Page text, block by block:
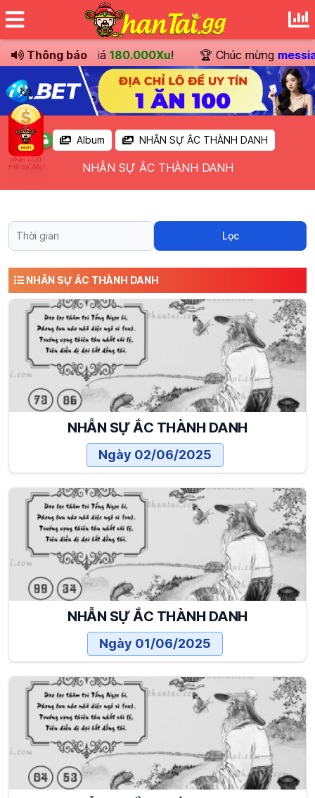
Thông báo
khoảntrị giá 180.000Xu! 🏆 Chúc mừngmessiarg
Album NHẪN SỰ ẮC THÀNH DANH
NHẪN SỰ ẮC THÀNH DANH
Lọc
NHẪN SỰ ẮC THÀNH DANH
NHẪN SỰ ẮC THÀNH DANH
Ngày 02/06/2025
NHẪN SỰ ẮC THÀNH DANH
Ngày 01/06/2025